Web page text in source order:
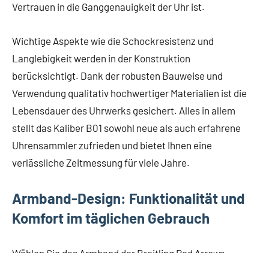
Vertrauen in die Ganggenauigkeit der Uhr ist.
Wichtige Aspekte wie die Schockresistenz und
Langlebigkeit werden in der Konstruktion
berücksichtigt. Dank der robusten Bauweise und
Verwendung qualitativ hochwertiger Materialien ist die
Lebensdauer des Uhrwerks gesichert. Alles in allem
stellt das Kaliber B01 sowohl neue als auch erfahrene
Uhrensammler zufrieden und bietet Ihnen eine
verlässliche Zeitmessung für viele Jahre.
Armband-Design: Funktionalität und
Komfort im täglichen Gebrauch